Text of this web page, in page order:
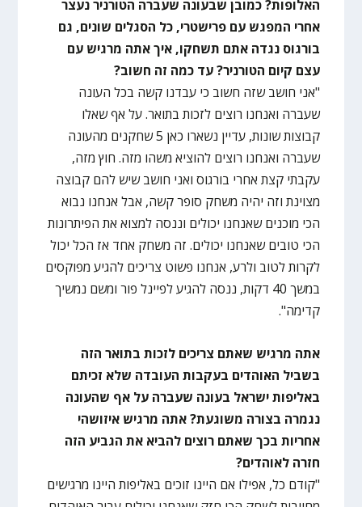
האלופות? כמובן שבעונה שעברה הטורניר נעצר
אחרי המפגש עם פרישטרי, כל הסגלים שונים, גם
בורגוס נגדה אתם תשחקו, איך אתה מרגיש עם
עצם קיום הטורניר? עד כמה זה חשוב?
"אני חושב שזה חשוב כי עבדנו קשה בכל העונה
שעברה ואנחנו רוצים לזכות בתואר. על אף שאלו
קבוצות שונות, עדיין נשארו כאן 5 שחקנים מהעונה
שעברה ואנחנו רוצים להוציא משהו מזה. חוץ מזה,
עקבתי קצת אחרי בורגוס ואני חושב שיש להם קבוצה
מצוינת וזה יהיה משחק סופר קשה, אבל אנחנו נבוא
הכי מוכנים שאנחנו יכולים וננסה למצוא את הפיתרונות
הכי טובים שאנחנו יכולים. זה משחק אחד אז הכל יכול
לקרות לטוב ולרע, אנחנו פשוט צריכים להגיע מפוקסים
במשך 40 דקות, ננסה להגיע לפיינל פור ומשם נמשיך
קדימה".
אתה מרגיש שאתם צריכים לזכות בתואר הזה
בשביל האוהדים בעקבות העובדה שלא זכיתם
באליפות ישראל בעונה שעברה על אף שהעונה
נגמרה בצורה משוגעת? אתה מרגיש איזושהי
אחריות בכך שאתם רוצים להביא את הגביע הזה
חזרה לאוהדים?
"קודם כל, אפילו אם היינו זוכים באליפות היינו מרגישים